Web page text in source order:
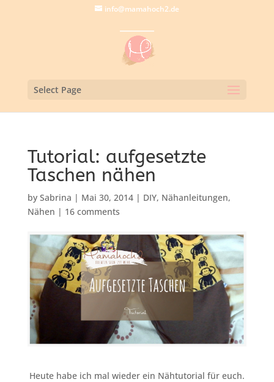
info@mamahoch2.de
Select Page
Tutorial: aufgesetzte
Taschen nähen
by Sabrina | Mai 30, 2014| DIY, Nähanleitungen,
Nähen | 16 comments
Heute habe ich mal wieder ein Nähtutorial für euch.